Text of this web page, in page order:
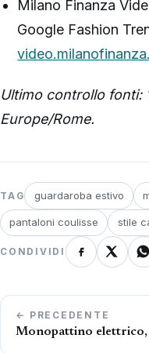
Milano Finanza
Google Fashion
Ultimo controllo fonti:
Europe/Rome.
TAG guardaroba estivo
pantaloni coulisse stile
CONDIVIDI
Navigazione
articoli
← PRECEDENTE
Monopattino elettrico,